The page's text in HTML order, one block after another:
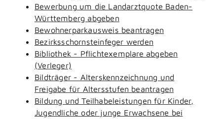
Bewerbung um die Landarztquote Baden-
Württemberg abgeben
Bewohnerparkausweis beantragen
Bezirksschornsteinfeger werden
Bibliothek - Pflichtexemplare abgeben
(Verleger)
Bildträger - Alterskennzeichnung und
Freigabe für Altersstufen beantragen
Bildung und Teilhabeleistungen für Kinder,
Jugendliche oder junge Erwachsene bei